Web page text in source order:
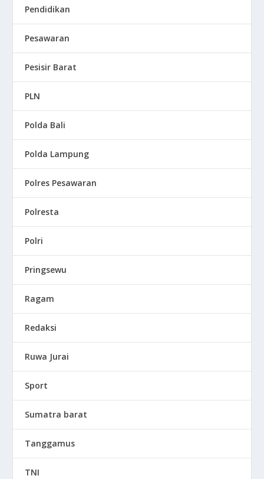
Pendidikan
Pesawaran
Pesisir Barat
PLN
Polda Bali
Polda Lampung
Polres Pesawaran
Polresta
Polri
Pringsewu
Ragam
Redaksi
Ruwa Jurai
Sport
Sumatra barat
Tanggamus
TNI